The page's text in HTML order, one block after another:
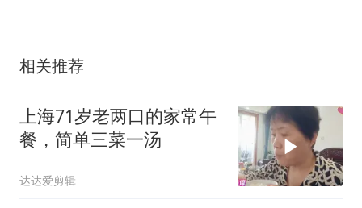
相关推荐
上海71岁老两口的家常午
餐，简单三菜一汤
达达爱剪辑